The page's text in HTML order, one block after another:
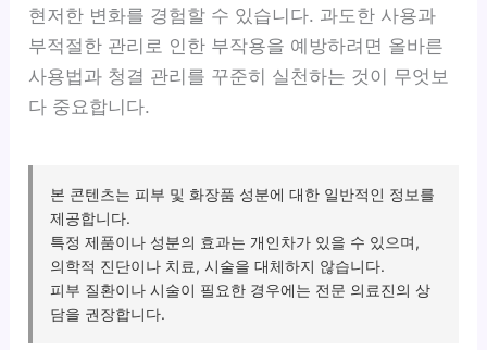
현저한 변화를 경험할 수 있습니다. 과도한 사용과
부적절한 관리로 인한 부작용을 예방하려면 올바른
사용법과 청결 관리를 꾸준히 실천하는 것이 무엇보
다 중요합니다.
본 콘텐츠는 피부 및 화장품 성분에 대한 일반적인 정보를
제공합니다.
특정 제품이나 성분의 효과는 개인차가 있을 수 있으며,
의학적 진단이나 치료, 시술을 대체하지 않습니다.
피부 질환이나 시술이 필요한 경우에는 전문 의료진의 상
담을 권장합니다.